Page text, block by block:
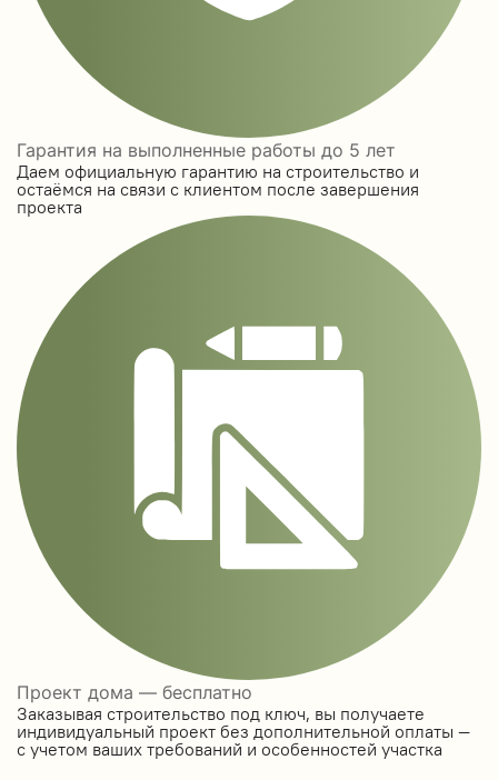
Гарантия на выполненные работы до 5 лет
Даем официальную гарантию на строительство и
остаёмся на связи с клиентом после завершения
проекта
Проект дома — бесплатно
Заказывая строительство под ключ, вы получаете
индивидуальный проект без дополнительной оплаты —
с учетом ваших требований и особенностей участка